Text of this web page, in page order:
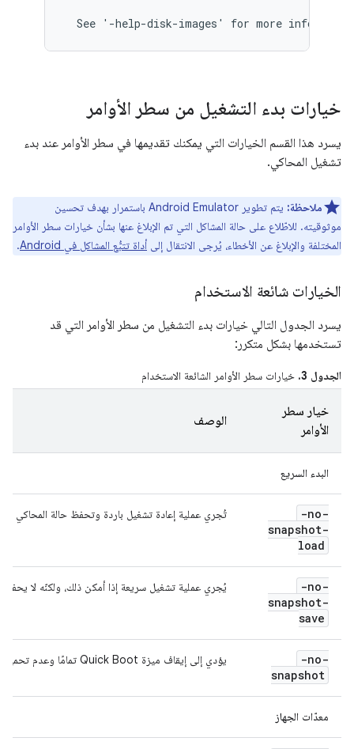
خيارات بدء التشغيل من سطر الأوامر
يسرد هذا القسم الخيارات التي يمكنك تقديمها في سطر الأوامر عند بدء
تشغيل المحاكي.
ملاحظة:
يتم تطوير Android Emulator باستمرار بهدف تحسين
موثوقيته. للاطّلاع على حالة المشاكل التي تم الإبلاغ عنها بشأن خيارات سطر الأوامر
المختلفة والإبلاغ عن الأخطاء، يُرجى الانتقال إلى أداة تتبُّع المشاكل في Android .
الخيارات شائعة الاستخدام
يسرد الجدول التالي خيارات بدء التشغيل من سطر الأوامر التي قد
تستخدمها بشكل متكرر:
الجدول 3. خيارات سطر الأوامر الشائعة الاستخدام
خيار سطر
الأوامر
الوصف
البدء السريع
-no-
snapshot-
load
تُجري عملية إعادة تشغيل باردة وتحفظ حالة المحاكي
-no-
snapshot-
save
يُجري عملية تشغيل سريعة إذا أمكن ذلك، ولكنّه لا يحفظ
-no-
snapshot
يؤدي إلى إيقاف ميزة Quick Boot تمامًا وعدم تحميل حالة المحاكي أو حفظها.
معدّات الجهاز